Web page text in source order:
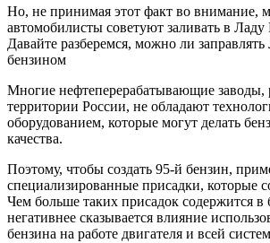
Но, не принимая этот факт во внимание,
автомобилисты советуют заливать в
Давайте разберемся, можно ли
бензином
Многие нефтеперерабатывающие заводы,
территории России, не обладают
оборудованием, которые могут делать
качества.
Поэтому, чтобы создать 95-й бензин,
специализированные присадки, которые
Чем больше таких присадок содержится в
негативнее сказывается влияние
бензина на работе двигателя и всей